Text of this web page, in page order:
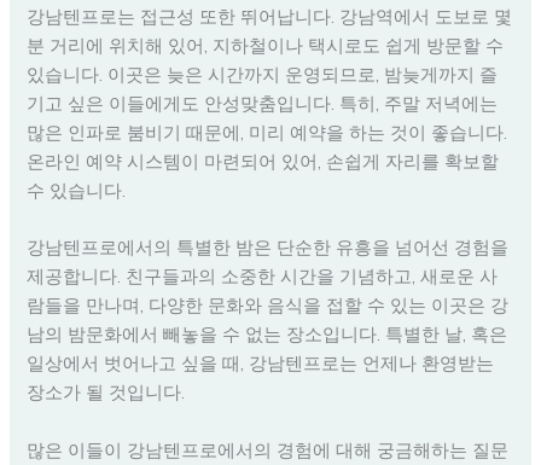
강남텐프로는 접근성 또한 뛰어납니다. 강남역에서 도보로 몇
분 거리에 위치해 있어, 지하철이나 택시로도 쉽게 방문할 수
있습니다. 이곳은 늦은 시간까지 운영되므로, 밤늦게까지 즐
기고 싶은 이들에게도 안성맞춤입니다. 특히, 주말 저녁에는
많은 인파로 붐비기 때문에, 미리 예약을 하는 것이 좋습니다.
온라인 예약 시스템이 마련되어 있어, 손쉽게 자리를 확보할
수 있습니다.
강남텐프로에서의 특별한 밤은 단순한 유흥을 넘어선 경험을
제공합니다. 친구들과의 소중한 시간을 기념하고, 새로운 사
람들을 만나며, 다양한 문화와 음식을 접할 수 있는 이곳은 강
남의 밤문화에서 빼놓을 수 없는 장소입니다. 특별한 날, 혹은
일상에서 벗어나고 싶을 때, 강남텐프로는 언제나 환영받는
장소가 될 것입니다.
많은 이들이 강남텐프로에서의 경험에 대해 궁금해하는 질문